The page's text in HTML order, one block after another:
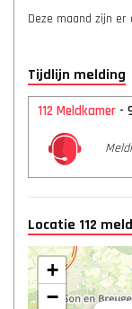
Deze maand zijn
Tijdlijn melding
112 Meldkamer -
Locatie 112
+
−